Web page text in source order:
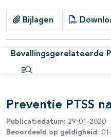
Bijlagen
Bevallingsgerelateerde
Preventie PTSS
Publicatiedatum: 29-01-2020
Beoordeeld op geldigheid: